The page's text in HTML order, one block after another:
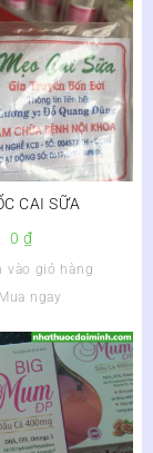
CAI SỮA
0₫
vào giỏ hàng
Mua ngay